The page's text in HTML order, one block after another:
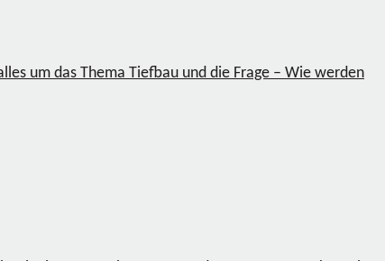
um das Thema Tiefbau und die Frage – Wie werden